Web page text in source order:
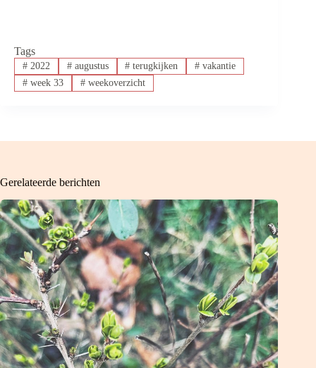
Tags
#2022 #augustus # terugkijken # vakantie
#week 33 #weekoverzicht
Gerelateerde berichten